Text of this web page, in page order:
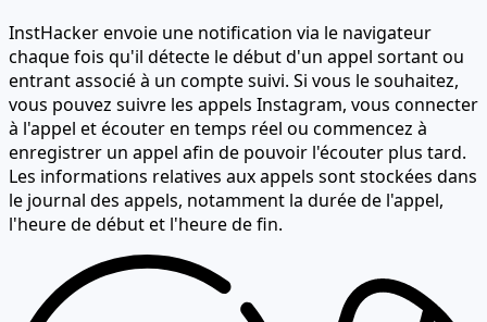
InstHacker envoie une notification via le navigateur
chaque fois qu'il détecte le début d'un appel sortant ou
entrant associé à un compte suivi. Si vous le souhaitez,
vous pouvez suivre les appels Instagram, vous connecter
à l'appel etécouter en temps réel ou commencez à
enregistrer un appel afin de pouvoir l'écouter plus tard.
Les informations relatives aux appels sont stockées dans
le journal des appels, notamment la durée de l'appel,
l'heure de début et l'heure de fin.